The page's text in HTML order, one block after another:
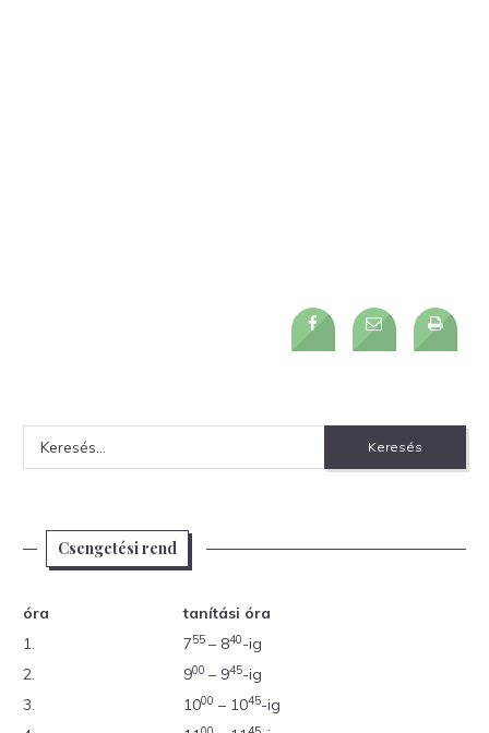
Keresés:
Csengetési rend
óra
tanítási óra
1.
755 – 840-ig
2.
900 – 945-ig
3.
1000 – 1045-ig